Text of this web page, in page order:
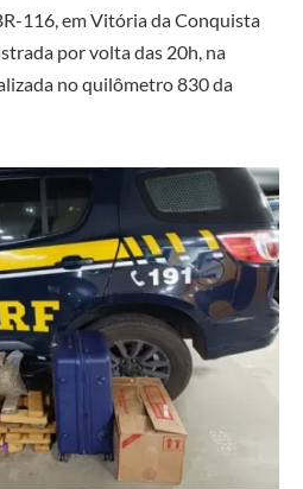
116, em Vitória da Conquista
por volta das 20h, na
no quilômetro 830 da